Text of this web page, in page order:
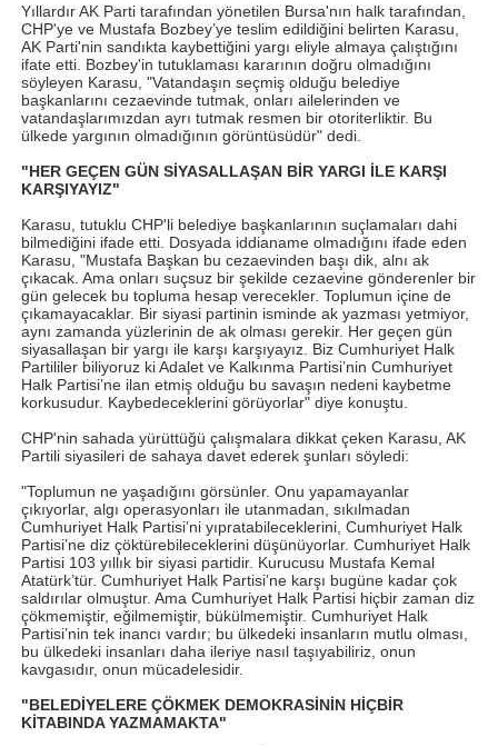
Yıllardır AK Parti tarafından yönetilen Bursa'nın halk tarafından,
CHP'ye ve Mustafa Bozbey’ye teslim edildiğini belirten Karasu,
AK Parti'nin sandıkta kaybettiğini yargı eliyle almaya çalıştığını
ifate etti. Bozbey'in tutuklaması kararının doğru olmadığını
söyleyen Karasu, "Vatandaşın seçmiş olduğu belediye
başkanlarını cezaevinde tutmak, onları ailelerinden ve
vatandaşlarımızdan ayrı tutmak resmen bir otoriterliktir. Bu
ülkede yargının olmadığının görüntüsüdür" dedi.
"HER GEÇEN GÜN SİYASALLAŞAN BİR YARGI İLE KARŞI
KARŞIYAYIZ"
Karasu, tutuklu CHP'li belediye başkanlarının suçlamaları dahi
bilmediğini ifade etti. Dosyada iddianame olmadığını ifade eden
Karasu, "Mustafa Başkan bu cezaevinden başı dik, alnı ak
çıkacak. Ama onları suçsuz bir şekilde cezaevine gönderenler bir
gün gelecek bu topluma hesap verecekler. Toplumun içine de
çıkamayacaklar. Bir siyasi partinin isminde ak yazması yetmiyor,
aynı zamanda yüzlerinin de ak olması gerekir. Her geçen gün
siyasallaşan bir yargı ile karşı karşıyayız. Biz Cumhuriyet Halk
Partililer biliyoruz ki Adalet ve Kalkınma Partisi’nin Cumhuriyet
Halk Partisi’ne ilan etmiş olduğu bu savaşın nedeni kaybetme
korkusudur. Kaybedeceklerini görüyorlar" diye konuştu.
CHP'nin sahada yürüttüğü çalışmalara dikkat çeken Karasu, AK
Partili siyasileri de sahaya davet ederek şunları söyledi:
"Toplumun ne yaşadığını görsünler. Onu yapamayanlar
çıkıyorlar, algı operasyonları ile utanmadan, sıkılmadan
Cumhuriyet Halk Partisi’ni yıpratabileceklerini, Cumhuriyet Halk
Partisi’ne diz çöktürebileceklerini düşünüyorlar. Cumhuriyet Halk
Partisi 103 yıllık bir siyasi partidir. Kurucusu Mustafa Kemal
Atatürk’tür. Cumhuriyet Halk Partisi’ne karşı bugüne kadar çok
saldırılar olmuştur. Ama Cumhuriyet Halk Partisi hiçbir zaman diz
çökmemiştir, eğilmemiştir, bükülmemiştir. Cumhuriyet Halk
Partisi’nin tek inancı vardır; bu ülkedeki insanların mutlu olması,
bu ülkedeki insanları daha ileriye nasıl taşıyabiliriz, onun
kavgasıdır, onun mücadelesidir.
"BELEDİYELERE ÇÖKMEK DEMOKRASİNİN HİÇBİR
KİTABINDA YAZMAMAKTA"